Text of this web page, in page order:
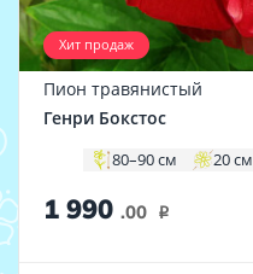
Хит продаж
Пион травянистый
Генри Бокстос
80–90 см 20 см
1 990 .00 i